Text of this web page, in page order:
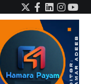
Twitter
Facebook
LinkedIn